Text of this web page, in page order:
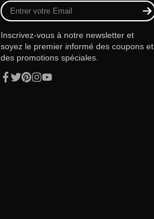
Entrer
votre
Inscrivez-vous à notre newsletter et
soyez le premier informé des coupons et
des promotions spéciales.